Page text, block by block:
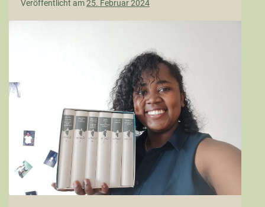
Veröffentlicht am25. Februar 2024
–
Dankeschön